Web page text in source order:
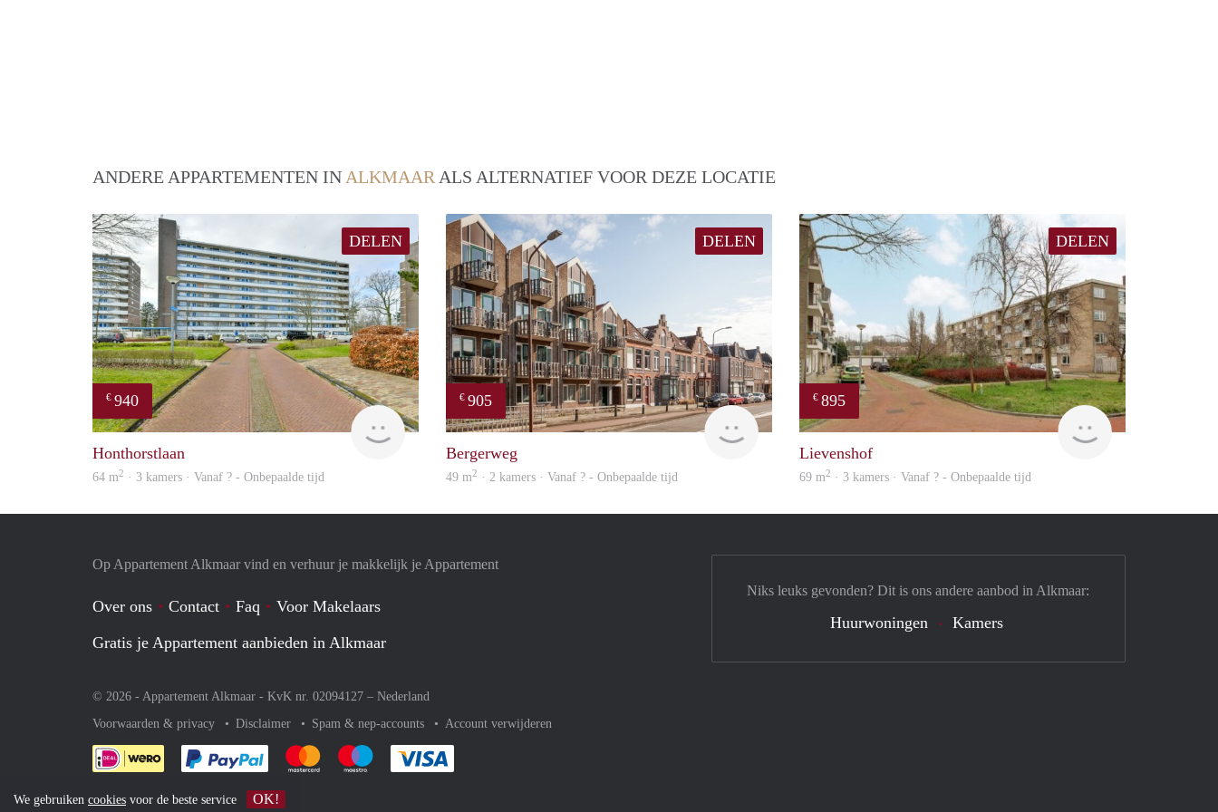
ANDERE APPARTEMENTEN IN ALKMAAR ALS ALTERNATIEF VOOR DEZE LOCATIE
DELEN
€ 940
Woning
Honthorstlaan
64 m2 · 3 kamers · Vanaf ? - Onbepaalde tijd
DELEN
€ 905
Woning
Bergerweg
49 m2 · 2 kamers · Vanaf ? - Onbepaalde tijd
DELEN
€ 895
rent
Lievenshof
69 m2 · 3 kamers · Vanaf ? - Onbepaalde tijd
Op Appartement Alkmaar vind en verhuur je makkelijk je Appartement
Over ons Contact Faq
Voor Makelaars
Gratis je Appartement aanbieden in Alkmaar
© 2026 - Appartement Alkmaar - KvK nr. 02094127 – Nederland
Voorwaarden & privacy
Disclaimer Spam & nep-accounts Account verwijderen
Je rekent gemakkelijk af met Paypal
Je rekent gemakkelijk af met Mastercard
Je rekent gemakkelijk af met Meastro
Niks leuks gevonden? Dit is ons andere aanbod in Alkmaar:
Huurwoningen Kamers
We gebruiken cookies voor de beste service OK!